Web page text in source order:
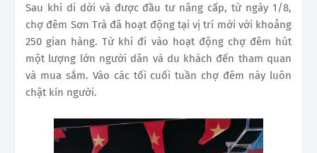
Sau khi di dời và được đầu tư nâng cấp, từ ngày 1/8,
chợ đêm Sơn Trà đã hoạt động tại vị trí mới với khoảng
250 gian hàng. Từ khi đi vào hoạt động chợ đêm hút
một lượng lớn người dân và du khách đến tham quan
và mua sắm. Vào các tối cuối tuần chợ đêm này luôn
chật kín người.